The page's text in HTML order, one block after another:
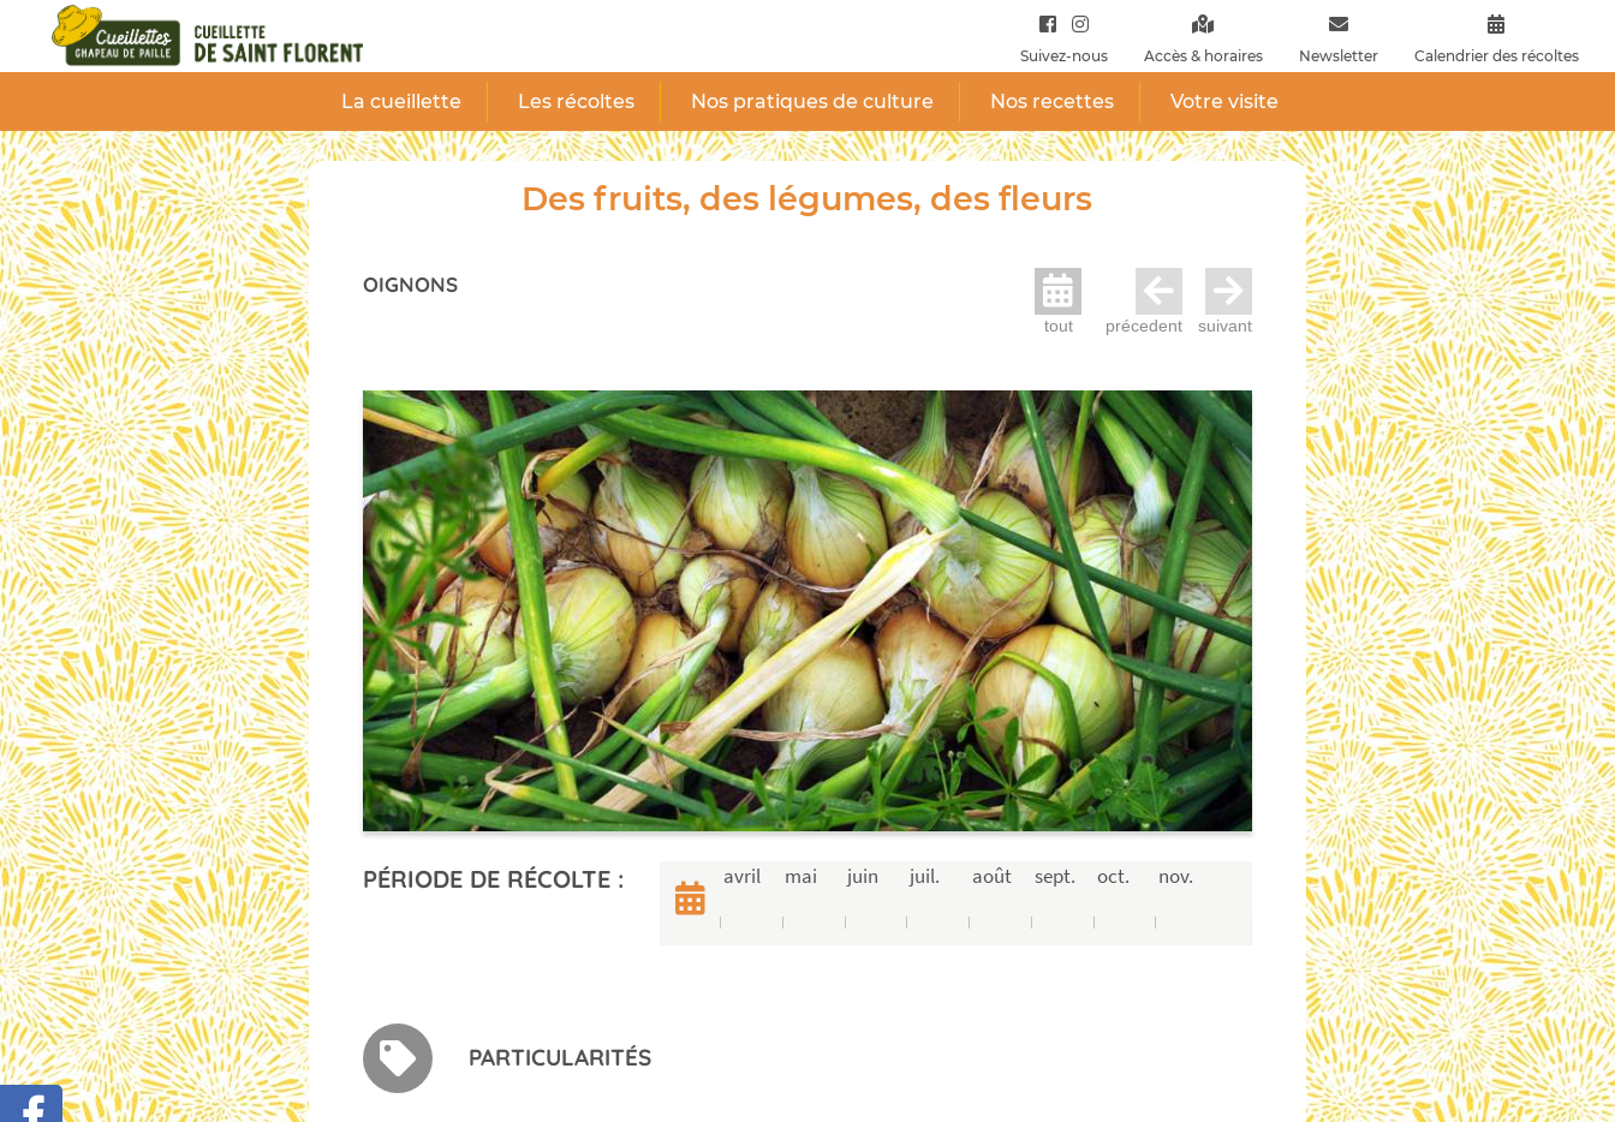
Suivez-nous Accès & horaires Newsletter Calendrier des récoltes
La cueillette Les récoltes Nos pratiques de culture Nos recettes Votre visite
Des fruits, des légumes, des fleurs
OIGNONS
tout précedent suivant
PÉRIODE DE RÉCOLTE : avril mai juin juil. août sept. oct. nov.
PARTICULARITÉS
Panneau de gestion des cookies